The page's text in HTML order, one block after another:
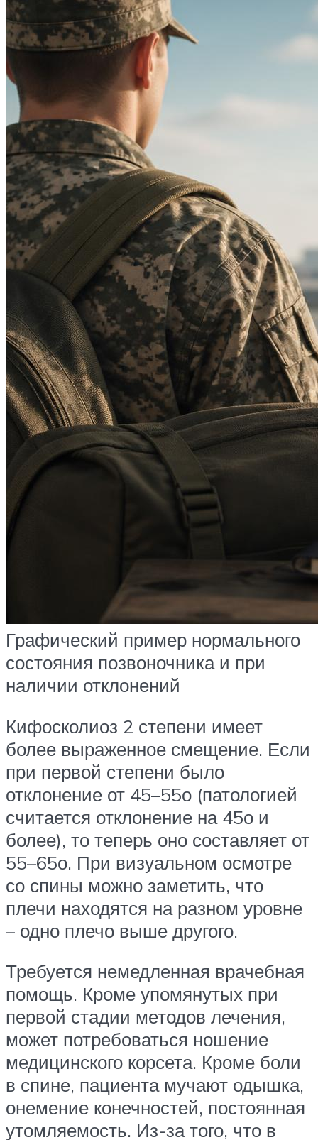
Графический пример нормального
состояния позвоночника и при
наличии отклонений
Кифосколиоз 2 степени имеет
более выраженное смещение. Если
при первой степени было
отклонение от 45–55о (патологией
считается отклонение на 45о и
более), то теперь оно составляет от
55–65о. При визуальном осмотре
со спины можно заметить, что
плечи находятся на разном уровне
– одно плечо выше другого.
Требуется немедленная врачебная
помощь. Кроме упомянутых при
первой стадии методов лечения,
может потребоваться ношение
медицинского корсета. Кроме боли
в спине, пациента мучают одышка,
онемение конечностей, постоянная
утомляемость. Из-за того, что в